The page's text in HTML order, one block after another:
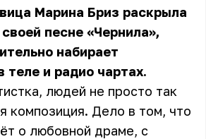
Марина Бриз раскрыла
песне «Чернила»,
набирает
теле и радио чартах.
людей не просто так
композиция. Дело в том, что
о любовной драме, с